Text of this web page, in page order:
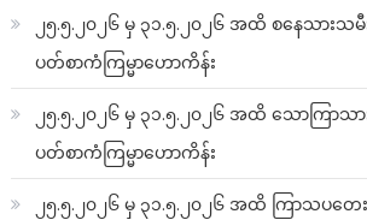
၂၅.၅.၂၀၂၆ မှ ၃၁.၅.၂၀၂၆ အထိ စနေသား
ပတ်စာကံကြမ္မာဟောကိန်း
၂၅.၅.၂၀၂၆ မှ ၃၁.၅.၂၀၂၆ အထိ သောကြာ
ပတ်စာကံကြမ္မာဟောကိန်း
၂၅.၅.၂၀၂၆ မှ ၃၁.၅.၂၀၂၆ အထိ ကြာသပတ